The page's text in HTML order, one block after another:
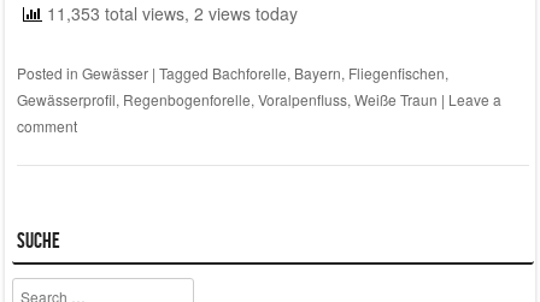
11,353 total views, 2 views today
Posted in Gewässer | Tagged Bachforelle, Bayern, Fliegenfischen,
Gewässerprofil, Regenbogenforelle, Voralpenfluss, Weiße Traun | Leave a
comment
Suche
Search